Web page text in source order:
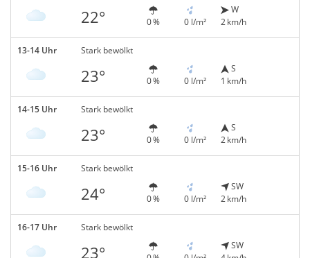
22° 0 % 0 l/m²
W
2 km/h
13-14 Uhr Stark bewölkt
23° 0 % 0 l/m²
S
1 km/h
14-15 Uhr Stark bewölkt
23° 0 % 0 l/m²
S
2 km/h
15-16 Uhr Stark bewölkt
24° 0 % 0 l/m²
SW
2 km/h
16-17 Uhr Stark bewölkt
23°
SW